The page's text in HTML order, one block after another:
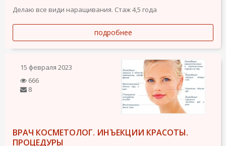
Делаю все види наращивания. Стаж 4,5 года
подробнее
15 февраля 2023
666
8
ВРАЧ КОСМЕТОЛОГ. ИНЪЕКЦИИ КРАСОТЫ.
ПРОЦЕДУРЫ